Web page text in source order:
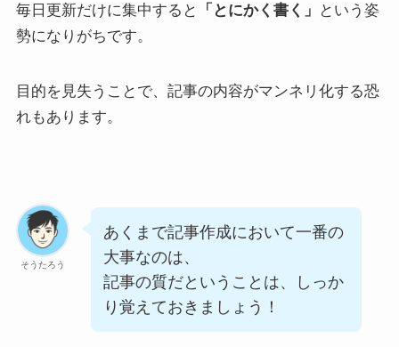
毎日更新だけに集中すると 「とにかく書く」
という姿
勢になりがちです。
目的を見失うことで、記事の内容がマンネリ化する恐
れもあります。
そうたろう
あくまで記事作成において一番の
大事なのは、
記事の質だということは、しっか
り覚えておきましょう！